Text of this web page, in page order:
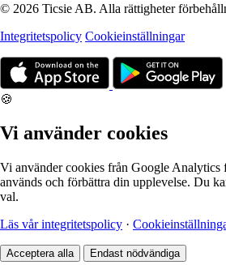
© 2026 Ticsie AB. Alla rättigheter
Integritetspolicy Cookieinställningar
🍪
Vi använder cookies
Vi använder cookies från Google Analytics
används och förbättra din upplevelse. Du
val.
Läs vår integritetspolicy ·
Acceptera alla Endast nödvändiga